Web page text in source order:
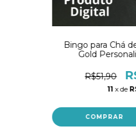
Bingo para Chá
Gold
R$51,90
11 x de
COMPRAR